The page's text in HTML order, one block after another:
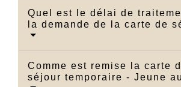
Quel est le délai de
la demande de la carte de
Comme est remise la carte
séjour temporaire - Jeune